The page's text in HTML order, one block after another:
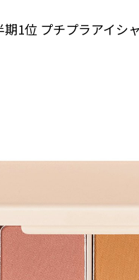
期1位 プチプラアイシ